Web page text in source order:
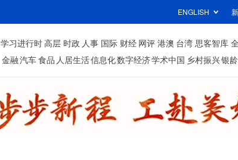
ENGLISH
学习进行时高层 时政 人事 国际 财经 网评 港澳 台湾 思客智库
金融汽车食品 人居生活信息化数字经济学术中国 乡村振兴银龄